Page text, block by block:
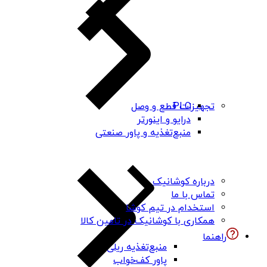
PLC
درایو و اینورتر
منبع‌تغذیه و پاور صنعتی
منبع‌تغذیه ریلی
پاور کف‌خواب
تجهیزات قطع و وصل
درباره کوشانیک
تماس با ما
استخدام در تیم کوشا
همکاری با کوشانیک در تامین کالا
راهنما